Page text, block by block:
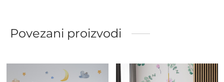
Povezani proizvodi